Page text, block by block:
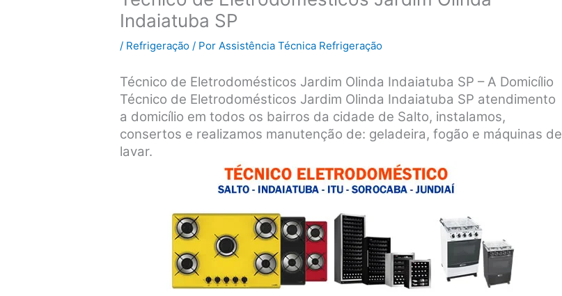
Indaiatuba SP
/ Refrigeração / PorAssistência Técnica Refrigeração
Técnico de Eletrodomésticos Jardim Olinda Indaiatuba SP – A Domicílio
Técnico de Eletrodomésticos Jardim Olinda Indaiatuba SP atendimento
a domicílio em todos os bairros da cidade de Salto, instalamos,
consertos e realizamos manutenção de: geladeira, fogão e máquinas de
lavar.